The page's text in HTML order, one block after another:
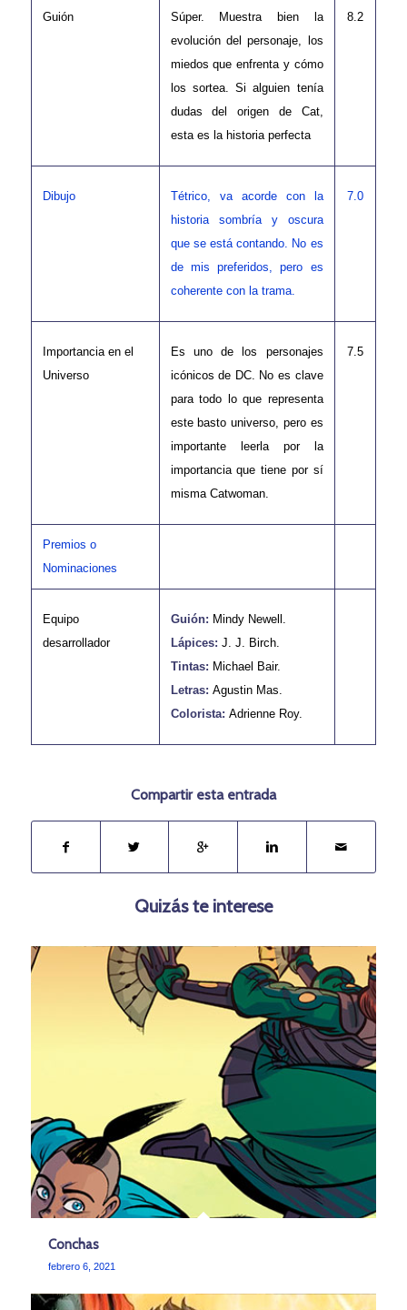
Guión
Súper. Muestra bien la
evolución del personaje, los
miedos que enfrenta y cómo
los sortea. Si alguien tenía
dudas del origen de Cat,
esta es la historia perfecta
8.2
Dibujo
Tétrico, va acorde con la
historia sombría y oscura
que se está contando. No es
de mis preferidos, pero es
coherente con la trama.
7.0
Importancia en el
Universo
Es uno de los personajes
icónicos de DC. No es clave
para todo lo que representa
este basto universo, pero es
importante leerla por la
importancia que tiene por sí
misma Catwoman.
7.5
Premios o
Nominaciones
Equipo
desarrollador
Guión: Mindy Newell.
Lápices: J. J. Birch.
Tintas: Michael Bair.
Letras: Agustin Mas.
Colorista: Adrienne Roy.
Compartir esta entrada
Quizás te interese
Conchas
febrero 6, 2021